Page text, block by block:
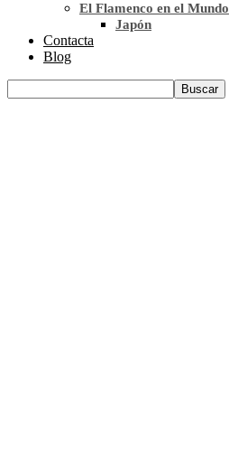
El Flamenco en el Mundo
Japón
Contacta
Blog